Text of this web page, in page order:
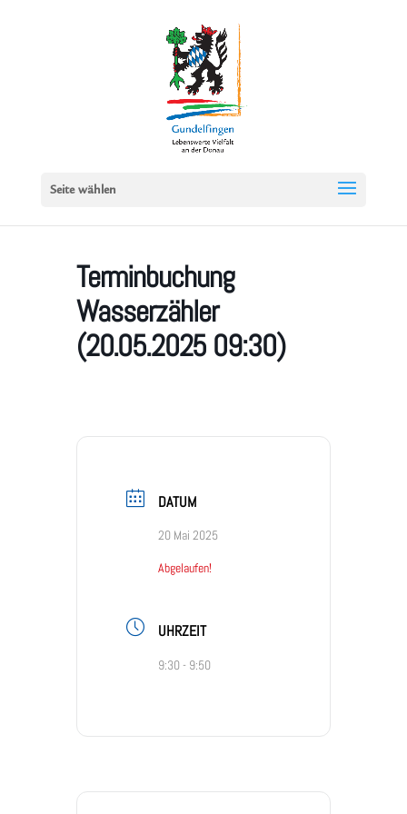
Seite wählen
Terminbuchung
Wasserzähler
(20.05.2025 09:30)
DATUM
20 Mai 2025
Abgelaufen!
UHRZEIT
9:30 - 9:50